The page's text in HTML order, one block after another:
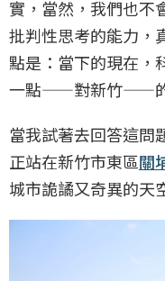
實，當然，我們也不
批判性思考的能力，
點是：當下的現在，
一點——對新竹——的
當我試著去回答這問
正站在新竹市東區關
城市詭譎又奇異的天